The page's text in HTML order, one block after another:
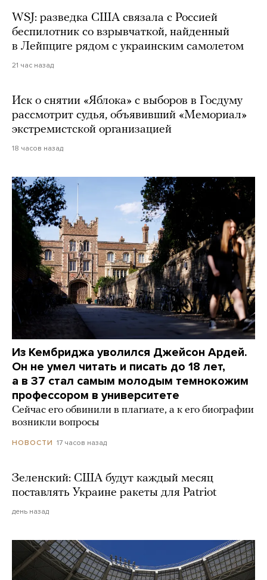
WSJ: разведка США связала с Россией
беспилотник со взрывчаткой, найденный
в Лейпциге рядом с украинским самолетом
21 час назад
Иск о снятии «Яблока» с выборов в Госдуму
рассмотрит судья, объявивший «Мемориал»
экстремистской организацией
18 часов назад
Из Кембриджа уволился Джейсон Ардей.
Он не умел читать и писать до 18 лет,
а в 37 стал самым молодым темнокожим
профессором в университете
Сейчас его обвинили в плагиате, а к его биографии
возникли вопросы
НОВОСТИ 17 часов назад
Зеленский: США будут каждый месяц
поставлять Украине ракеты для Patriot
день назад